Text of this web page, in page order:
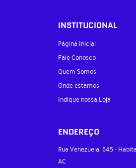
INSTITUCIONAL
Página Inicial
Fale Conosco
Quem Somos
Onde estamos
Indique nossa Loja
ENDEREÇO
Rua Venezuela, 645-
AC